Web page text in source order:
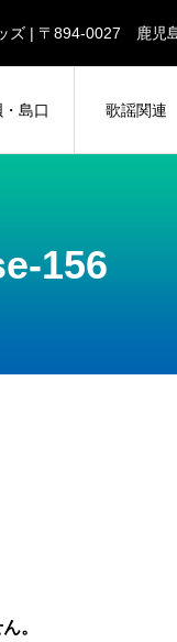
ズ | 〒894-0027 鹿
島口 歌謡関連
156
。